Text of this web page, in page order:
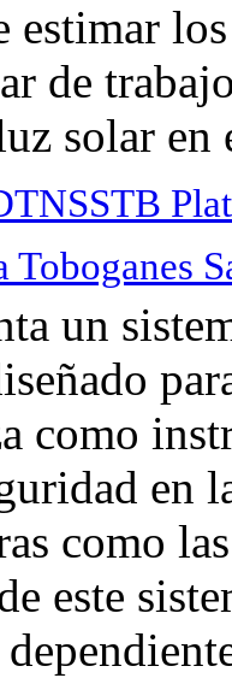
estimar
de
solar en
Toboganes
un
como
en
como
este